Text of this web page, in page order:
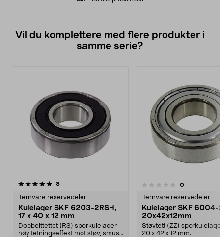
Vil du komplettere med flere produkter i
samme serie?
8anmeldelser
Jernvare reservedeler
Kulelager SKF 6203-2RSH,
17 x 40 x 12 mm
Dobbelttettet (RS) sporkulelager -
høy tetningseffekt mot støv, smuss
0.0 av 5 stjerner 0anmeldelser
Jernvare reservedeler
Kulelager SKF 6004-
20x42x12mm
Støvtett (ZZ) sporkulelager.
20 x 42 x 12 mm.
0.0 av 5 stjerner